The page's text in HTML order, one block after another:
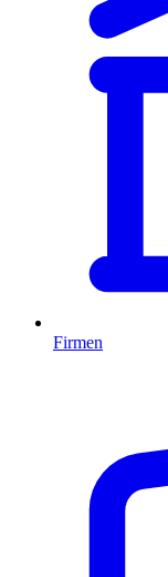
Firmen